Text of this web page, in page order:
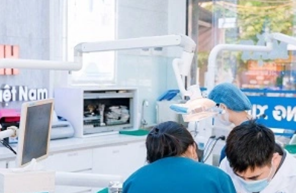
thẩm mỹ
Niềng răng thẩm mỹ
Implant
Gửi thông tin